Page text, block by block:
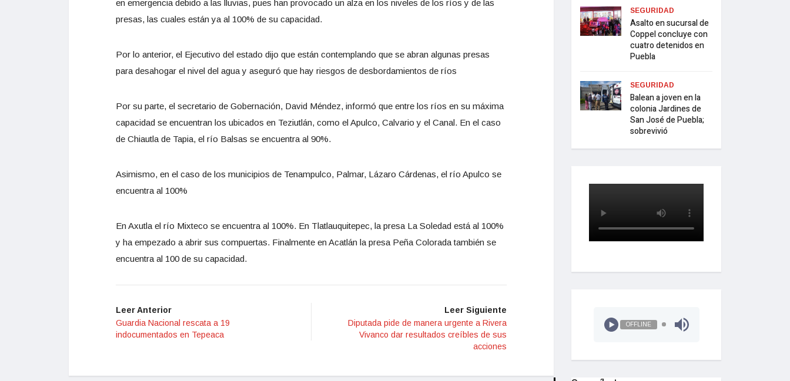
en emergencia debido a las lluvias, pues han provocado un alza en los niveles de los ríos y de las
presas, las cuales están ya al 100% de su capacidad.
Por lo anterior, el Ejecutivo del estado dijo que están contemplando que se abran algunas presas
para desahogar el nivel del agua y aseguró que hay riesgos de desbordamientos de ríos
Por su parte, el secretario de Gobernación, David Méndez, informó que entre los ríos en su máxima
capacidad se encuentran los ubicados en Teziutlán, como el Apulco, Calvario y el Canal. En el caso
de Chiautla de Tapia, el río Balsas se encuentra al 90%.
Asimismo, en el caso de los municipios de Tenampulco, Palmar, Lázaro Cárdenas, el río Apulco se
encuentra al 100%
En Axutla el río Mixteco se encuentra al 100%. En Tlatlauquitepec, la presa La Soledad está al 100%
y ha empezado a abrir sus compuertas. Finalmente en Acatlán la presa Peña Colorada también se
encuentra al 100 de su capacidad.
Leer Anterior
Guardia Nacional rescata a 19
indocumentados en Tepeaca
Leer Siguiente
Diputada pide de manera urgente a Rivera
Vivanco dar resultados creíbles de sus
acciones
SEGURIDAD
Asalto en sucursal de
Coppel concluye con
cuatro detenidos en
Puebla
SEGURIDAD
Balean a joven en la
colonia Jardines de
San José de Puebla;
sobrevivió
OFFLINE